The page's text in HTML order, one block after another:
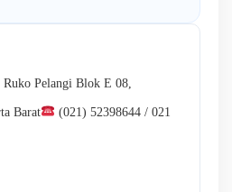
Pelangi Blok E 08,
Barat (021) 52398644 / 021